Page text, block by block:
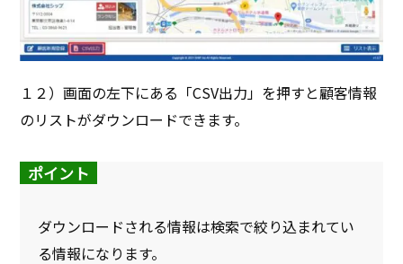
１２）画面の左下にある「CSV出力」を押すと顧客情報
のリストがダウンロードできます。
ポイント
ダウンロードされる情報は検索で絞り込まれてい
る情報になります。